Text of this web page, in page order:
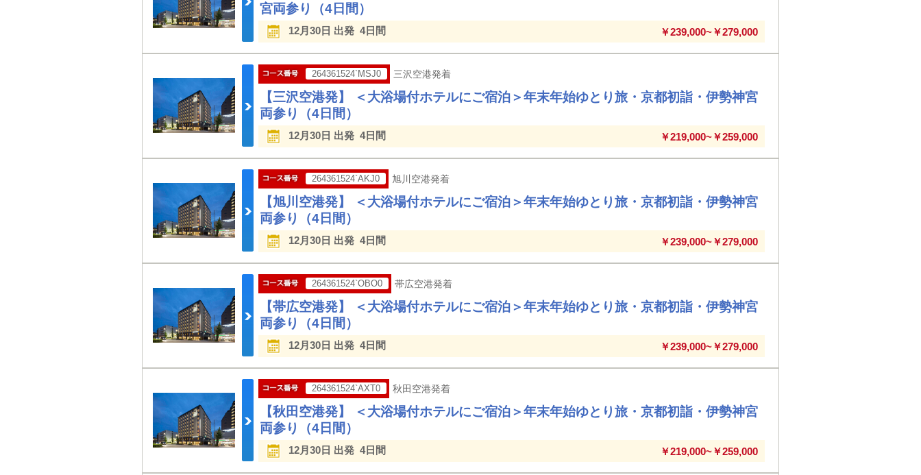
宮両参り（4日間）
12月30日 出発 4日間 ￥239,000~￥279,000
264361524`MSJ0 三沢空港発着
【三沢空港発】 ＜大浴場付ホテルにご宿泊＞年末年始ゆとり旅・京都初詣・伊勢神宮
両参り（4日間）
12月30日 出発 4日間 ￥219,000~￥259,000
264361524`AKJ0 旭川空港発着
【旭川空港発】 ＜大浴場付ホテルにご宿泊＞年末年始ゆとり旅・京都初詣・伊勢神宮
両参り（4日間）
12月30日 出発 4日間 ￥239,000~￥279,000
264361524`OBO0 帯広空港発着
【帯広空港発】 ＜大浴場付ホテルにご宿泊＞年末年始ゆとり旅・京都初詣・伊勢神宮
両参り（4日間）
12月30日 出発 4日間 ￥239,000~￥279,000
264361524`AXT0 秋田空港発着
【秋田空港発】 ＜大浴場付ホテルにご宿泊＞年末年始ゆとり旅・京都初詣・伊勢神宮
両参り（4日間）
12月30日 出発 4日間 ￥219,000~￥259,000